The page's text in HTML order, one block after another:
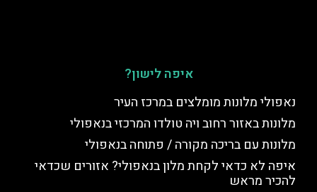
איפה לישון?
נאפולי מלונות מומלצים במרכז העיר
מלונות באזור רחוב ויה טולדו המרכזי בנאפולי
מלונות עם בריכה מקורה / פתוחה בנאפולי
איפה לא כדאי לקחת מלון בנאפולי? אזורים שכדאי
להכיר מראש